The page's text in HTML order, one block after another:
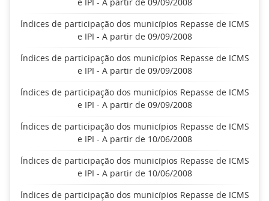
Índices de participação dos municípios Repasse de ICMS
e IPI - A partir de 09/09/2008
Índices de participação dos municípios Repasse de ICMS
e IPI - A partir de 09/09/2008
Índices de participação dos municípios Repasse de ICMS
e IPI - A partir de 09/09/2008
Índices de participação dos municípios Repasse de ICMS
e IPI - A partir de 10/06/2008
Índices de participação dos municípios Repasse de ICMS
e IPI - A partir de 10/06/2008
Índices de participação dos municípios Repasse de ICMS